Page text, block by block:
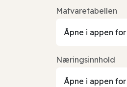
Matvaretabellen
Åpne i appen
Næringsinnhold
Åpne i appen